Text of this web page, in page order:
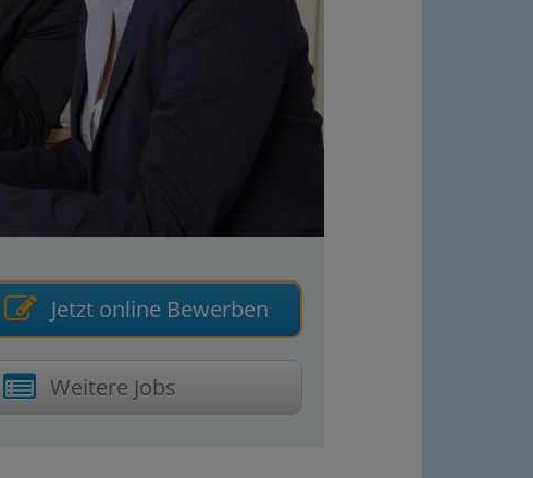
Jetzt online Bewerben
Weitere Jobs